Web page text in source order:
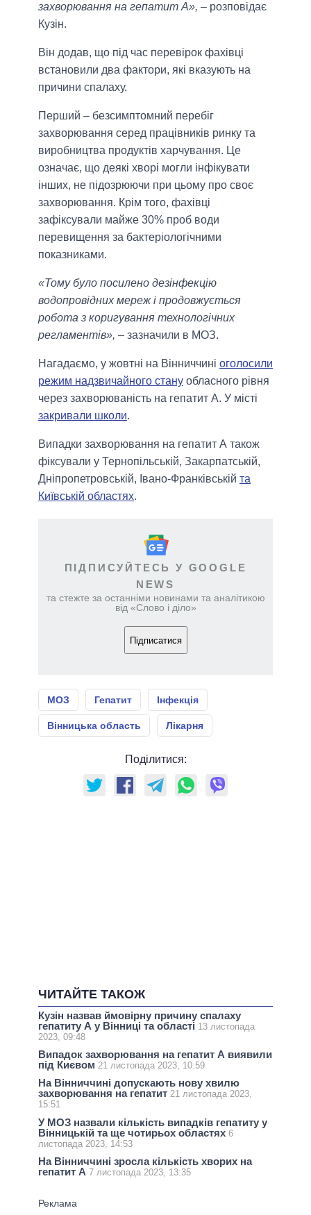
захворювання на гепатит А», – розповідає
Кузін.
Він додав, що під час перевірок фахівці
встановили два фактори, які вказують на
причини спалаху.
Перший – безсимптомний перебіг
захворювання серед працівників ринку та
виробництва продуктів харчування. Це
означає, що деякі хворі могли інфікувати
інших, не підозрюючи при цьому про своє
захворювання. Крім того, фахівці
зафіксували майже 30% проб води
перевищення за бактеріологічними
показниками.
«Тому було посилено дезінфекцію
водопровідних мереж і продовжується
робота з коригування технологічних
регламентів», – зазначили в МОЗ.
Нагадаємо, у жовтні на Вінниччині оголосили
режим надзвичайного стану обласного рівня
через захворюваність на гепатит А. У місті
закривали школи.
Випадки захворювання на гепатит А також
фіксували у Тернопільській, Закарпатській,
Дніпропетровській, Івано-Франківській та
Київській областях.
ПІДПИСУЙТЕСЬ У GOOGLE
NEWS
та стежте за останніми новинами та аналітикою
від «Слово і діло»
Підписатися
МОЗ Гепатит Інфекція
Вінницька область Лікарня
Поділитися:
ЧИТАЙТЕ ТАКОЖ
Кузін назвав ймовірну причину спалаху
гепатиту А у Вінниці та області 13 листопада
2023, 09:48
Випадок захворювання на гепатит А виявили
під Києвом 21 листопада 2023, 10:59
На Вінниччині допускають нову хвилю
захворювання на гепатит 21 листопада 2023,
15:51
У МОЗ назвали кількість випадків гепатиту у
Вінницькій та ще чотирьох областях 6
листопада 2023, 14:53
На Вінниччині зросла кількість хворих на
гепатит А 7 листопада 2023, 13:35